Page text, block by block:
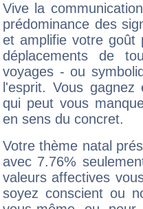
Vive la
prédominance des
et amplifie votre goût
déplacements de
voyages - ou
l'esprit. Vous
qui peut vous
en sens du concret.
Votre thème natal
avec 7.76%
valeurs affectives
soyez conscient ou